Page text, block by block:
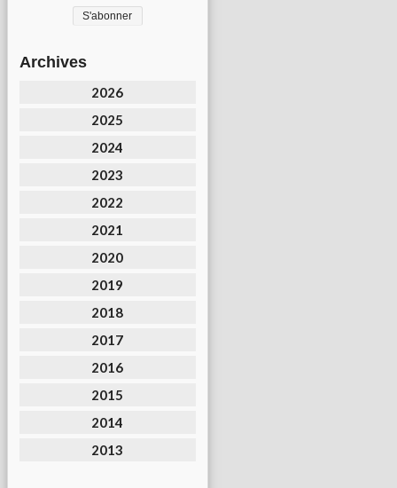
Archives
2026
2025
2024
2023
2022
2021
2020
2019
2018
2017
2016
2015
2014
2013